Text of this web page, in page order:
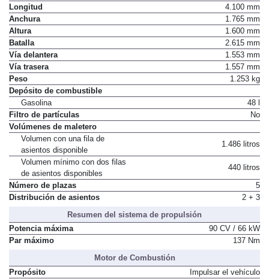
Longitud
4.100 mm
Anchura
1.765 mm
Altura
1.600 mm
Batalla
2.615 mm
Vía delantera
1.553 mm
Vía trasera
1.557 mm
Peso
1.253 kg
Depósito de combustible
Gasolina
48 l
Filtro de partículas
No
Volúmenes de maletero
Volumen con una fila de
asientos disponible
1.486 litros
Volumen mínimo con dos filas
de asientos disponibles
440 litros
Número de plazas
5
Distribución de asientos
2 + 3
Resumen del sistema de propulsión
Potencia máxima
90 CV / 66 kW
Par máximo
137 Nm
Motor de Combustión
Propósito
Impulsar el vehículo